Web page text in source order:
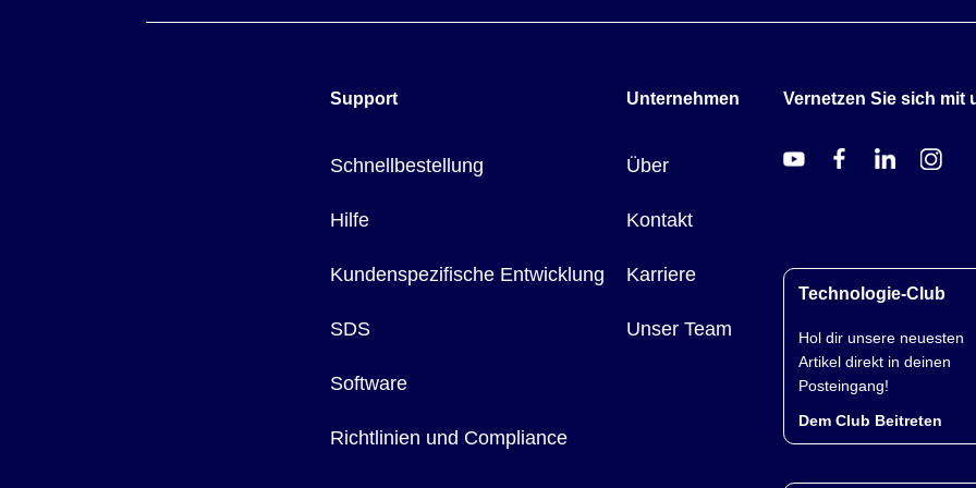
Support
Schnellbestellung
Hilfe
Kundenspezifische Entwicklung
SDS
Software
Richtlinien und Compliance
Unternehmen
Über
Kontakt
Karriere
Unser Team
Vernetzen Sie sich mit
Technologie-Club
Hol dir unsere neuesten
Artikel direkt in deinen
Posteingang!
Dem Club Beitreten